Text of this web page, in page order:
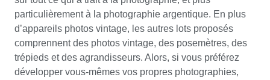
particulièrement à la photographie argentique. En plus
d’appareils photos vintage, les autres lots proposés
comprennent des photos vintage, des posemètres, des
trépieds et des agrandisseurs. Alors, si vous préférez
développer vous-mêmes vos propres photographies,